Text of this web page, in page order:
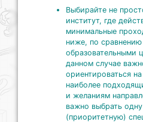
Выбирайте не
институт, где
минимальные
ниже, по
образовательными
данном случае
ориентироваться
наиболее
и желаниям
важно выбрать
(приоритетную)